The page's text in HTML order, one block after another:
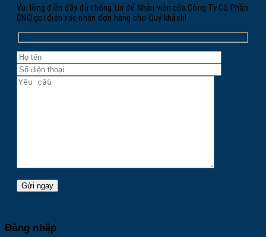
Vui lòng điền đầy đủ thông tin để Nhân viên của Công Ty Cổ Phần
CNQ gọi điện xác nhận đơn hàng cho Quý khách!
Đăng nhập